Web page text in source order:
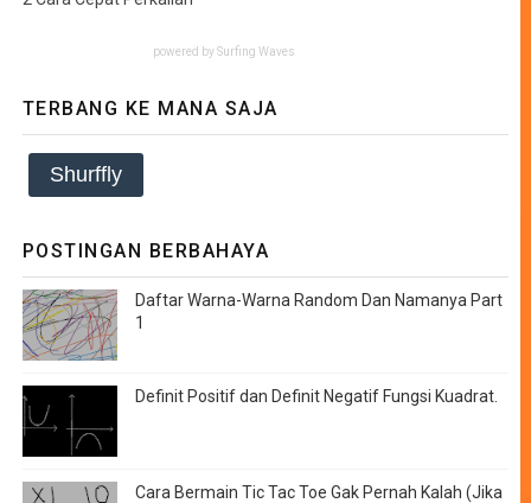
powered by Surfing Waves
TERBANG KE MANA SAJA
Shurffly
POSTINGAN BERBAHAYA
Daftar Warna-Warna Random Dan Namanya Part
1
Definit Positif dan Definit Negatif Fungsi Kuadrat.
Cara Bermain Tic Tac Toe Gak Pernah Kalah (Jika